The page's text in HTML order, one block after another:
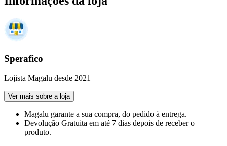
Sperafico
Lojista Magalu desde 2021
Ver mais sobre a loja
Magalu garante a sua compra, do pedido à entrega.
Devolução Gratuita em até 7 dias depois de receber o
produto.